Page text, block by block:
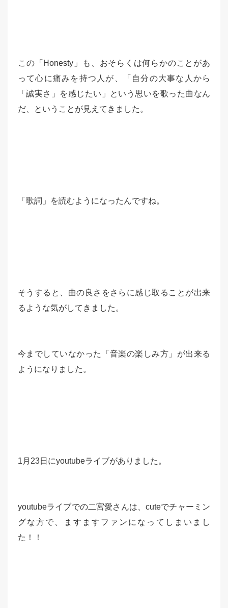
この「Honesty」も、おそらくは何らかのことがあ
って心に痛みを持つ人が、「自分の大事な人から
「誠実さ」を感じたい」という思いを歌った曲なん
だ、ということが見えてきました。
「歌詞」を読むようになったんですね。
そうすると、曲の良さをさらに感じ取ることが出来
るような気がしてきました。
今までしていなかった「音楽の楽しみ方」が出来る
ようになりました。
1月23日にyoutubeライブがありました。
youtubeライブでの二宮愛さんは、cuteでチャーミン
グな方で、ますますファンになってしまいまし
た！！